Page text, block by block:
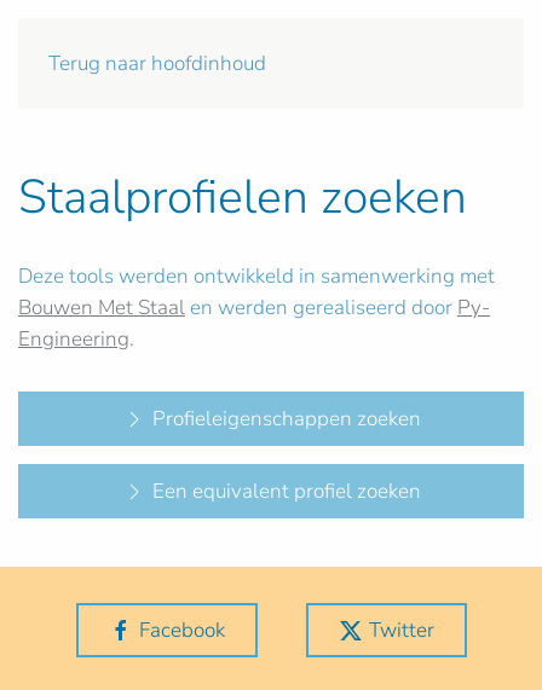
Terug naar hoofdinhoud
Staalprofielen zoeken
Deze tools werden ontwikkeld in samenwerking met
Bouwen Met Staal en werden gerealiseerd door Py-
Engineering.
Profieleigenschappen zoeken
Een equivalent profiel zoeken
Facebook Twitter